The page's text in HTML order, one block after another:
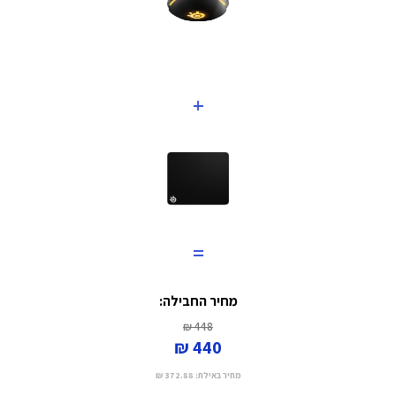
+
=
מחיר החבילה:
448 ₪
440 ₪
מחיר באילת: 372.88 ₪